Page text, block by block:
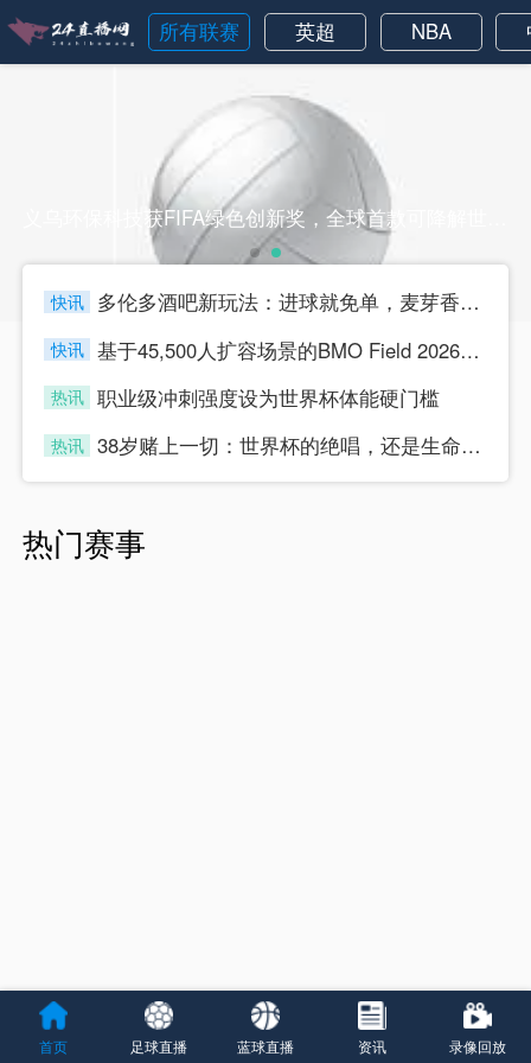
所有联赛 英超 NBA
快讯
多伦多酒吧新玩法：进球就免单，麦芽香“踢”燃全城
快讯
基于45,500人扩容场景的BMO Field 2026世界杯助威声压空间分布与效能仿真分析
热讯 职业级冲刺强度设为世界杯体能硬门槛
热讯
38岁赌上一切：世界杯的绝唱，还是生命的最后冲刺？
热门赛事
首页 足球直播 蓝球直播 资讯 录像回放